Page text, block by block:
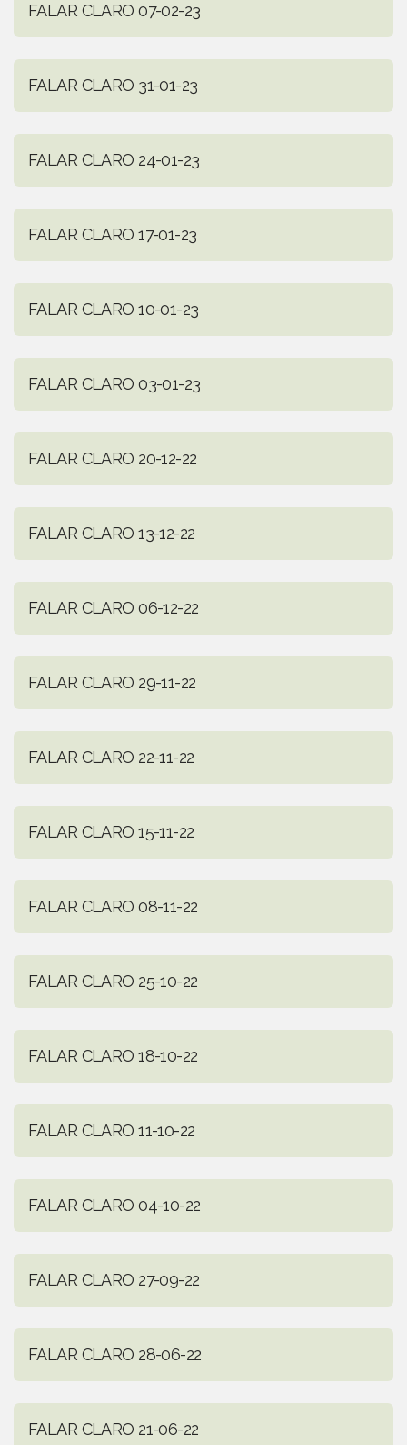
FALAR CLARO 07-02-23
FALAR CLARO 31-01-23
FALAR CLARO 24-01-23
FALAR CLARO 17-01-23
FALAR CLARO 10-01-23
FALAR CLARO 03-01-23
FALAR CLARO 20-12-22
FALAR CLARO 13-12-22
FALAR CLARO 06-12-22
FALAR CLARO 29-11-22
FALAR CLARO 22-11-22
FALAR CLARO 15-11-22
FALAR CLARO 08-11-22
FALAR CLARO 25-10-22
FALAR CLARO 18-10-22
FALAR CLARO 11-10-22
FALAR CLARO 04-10-22
FALAR CLARO 27-09-22
FALAR CLARO 28-06-22
FALAR CLARO 21-06-22